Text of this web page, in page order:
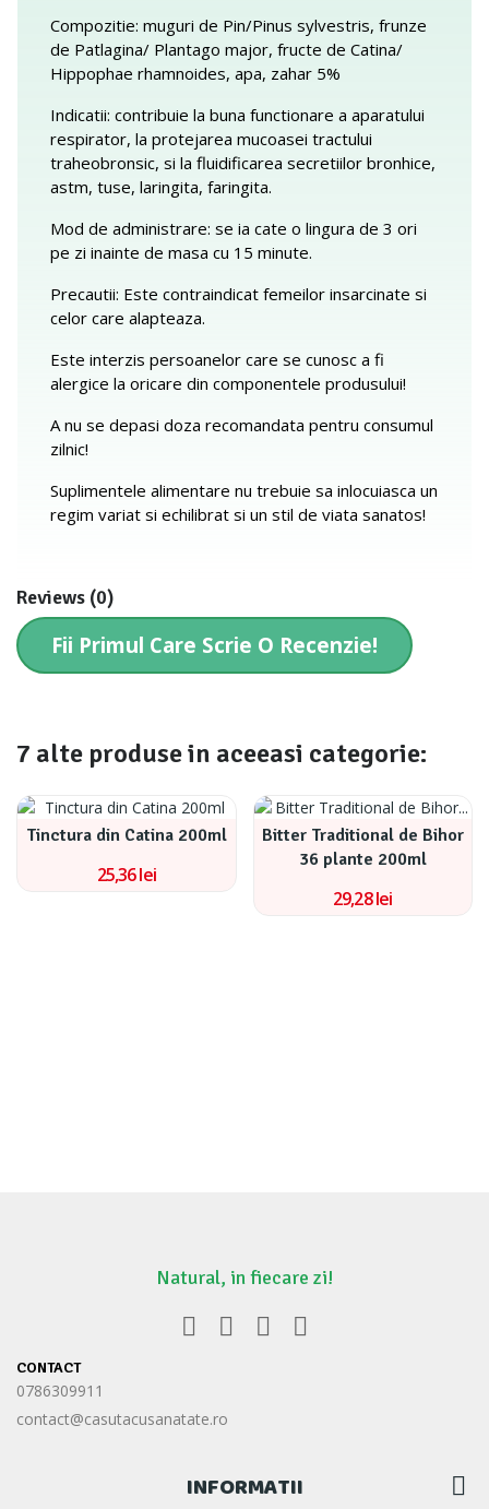
Compozitie: muguri de Pin/Pinus sylvestris, frunze
de Patlagina/ Plantago major, fructe de Catina/
Hippophae rhamnoides, apa, zahar 5%
Indicatii: contribuie la buna functionare a aparatului
respirator, la protejarea mucoasei tractului
traheobronsic, si la fluidificarea secretiilor bronhice,
astm, tuse, laringita, faringita.
Mod de administrare: se ia cate o lingura de 3 ori
pe zi inainte de masa cu 15 minute.
Precautii: Este contraindicat femeilor insarcinate si
celor care alapteaza.
Este interzis persoanelor care se cunosc a fi
alergice la oricare din componentele produsului!
A nu se depasi doza recomandata pentru consumul
zilnic!
Suplimentele alimentare nu trebuie sa inlocuiasca un
regim variat si echilibrat si un stil de viata sanatos!
Reviews (0)
Fii Primul Care Scrie O Recenzie!
7 alte produse in aceeasi categorie:
Tinctura din Catina 200ml
25,36 lei
Bitter Traditional de Bihor
36 plante 200ml
29,28 lei
Natural, in fiecare zi!
CONTACT
0786309911
contact@casutacusanatate.ro
INFORMATII 